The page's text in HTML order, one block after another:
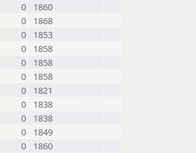
0
1860
0
1868
0
1853
0
1858
0
1858
0
1858
0
1821
0
1838
0
1838
0
1849
0
1860